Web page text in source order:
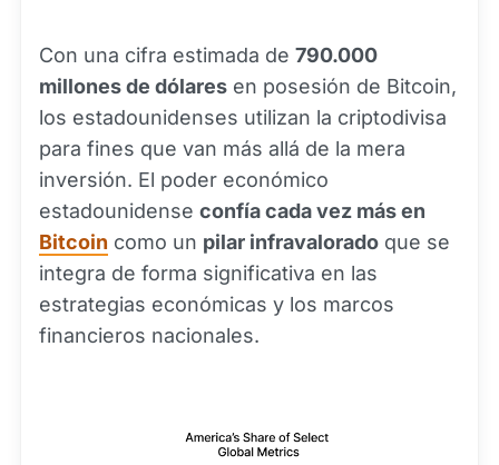
Con una cifra estimada de 790.000
millones de dólares en posesión de Bitcoin,
los estadounidenses utilizan la criptodivisa
para fines que van más allá de la mera
inversión. El poder económico
estadounidense confía cada vez más en
Bitcoin como un pilar infravalorado que se
integra de forma significativa en las
estrategias económicas y los marcos
financieros nacionales.